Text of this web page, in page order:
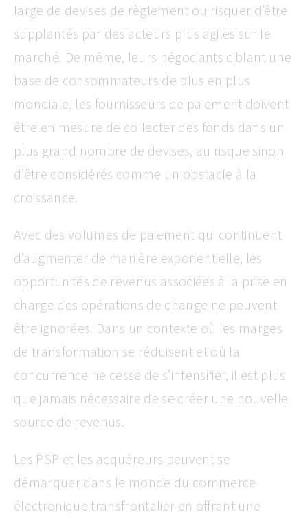
large de devises de règlement ou risquer d’être
supplantés par des acteurs plus agiles sur le
marché. De même, leurs négociants ciblant une
base de consommateurs de plus en plus
mondiale, les fournisseurs de paiement doivent
être en mesure de collecter des fonds dans un
plus grand nombre de devises, au risque sinon
d’être considérés comme un obstacle à la
croissance.
Avec des volumes de paiement qui continuent
d’augmenter de manière exponentielle, les
opportunités de revenus associées à la prise en
charge des opérations de change ne peuvent
être ignorées. Dans un contexte où les marges
de transformation se réduisent et où la
concurrence ne cesse de s’intensifier, il est plus
que jamais nécessaire de se créer une nouvelle
source de revenus.
Les PSP et les acquéreurs peuvent se
démarquer dans le monde du commerce
électronique transfrontalier en offrant une